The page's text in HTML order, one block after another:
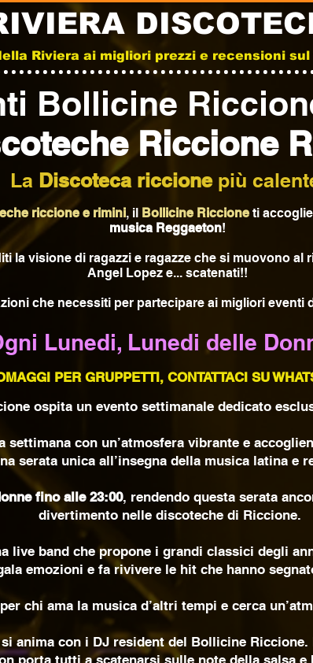
Riviera ai migliori prezzi e recensioni
Bollicine
Riccione
La Discoteca riccionepiù
riccione e rimini, il Bollicine Riccione ti
musica Reggaeton!
la visione di ragazzi e ragazze che si muovono al
Angel Lopez e... scatenati!!
che necessiti per partecipare ai migliori eventi
Lunedi, Lunedi delle
PER GRUPPETTI, CONTATTACI SU
ospita un evento settimanale dedicato
settimana con un’atmosfera vibrante e
serata unica all’insegna della musica latina e
fino alle 23:00, rendendo questa serata
divertimento nelle discoteche di Riccione.
live band che propone i grandi classici degli
emozioni e fa rivivere le hit che hanno
chi ama la musica d’altri tempi e cerca
anima con i DJ resident del Bollicine
porta tutti a scatenarsi sulle note della salsa e